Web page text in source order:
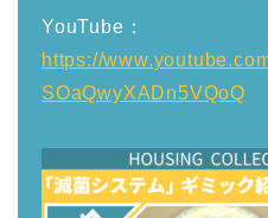
YouTube：
https://
SOaQwyXADn5VQoQ